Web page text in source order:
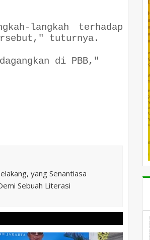
langkah terhadap
tuturnya.
di PBB,"
yang Senantiasa
Sebuah Literasi